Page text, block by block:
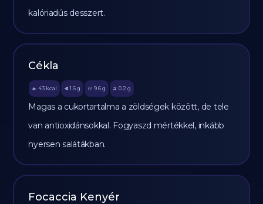
kalóriadús desszert.
Cékla
🔥 43 kcal 🥩 1.6 g 🥔 9.6g 🫒 0.2 g
Magas a cukortartalma a zöldségek között, de tele
van antioxidánsokkal. Fogyaszd mértékkel, inkább
nyersen salátákban.
Focaccia Kenyér